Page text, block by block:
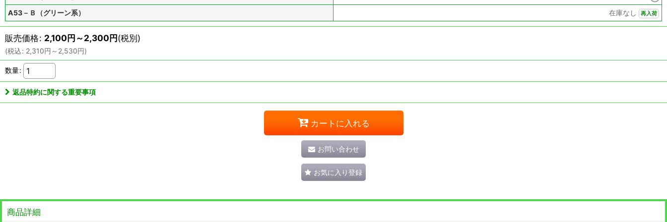
A53－Ｂ（グリーン系）
在庫なし 再入荷
販売価格: 2,100円～2,300円(税別)
(税込: 2,310円 ～2,530円)
数量:
返品特約に関する重要事項
カートに入れる
お問い合わせ
お気に入り登録
商品詳細